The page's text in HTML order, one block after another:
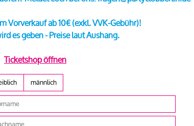
Vorverkauf ab 10€ (exkl. VVK-Gebühr)!
es geben - Preise laut Aushang.
Ticketshop öffnen
männlich